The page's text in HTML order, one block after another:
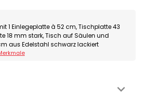
1 Einlegeplatte à 52 cm, Tischplatte 43
18 mm stark, Tisch auf Säulen und
aus Edelstahl schwarz lackiert